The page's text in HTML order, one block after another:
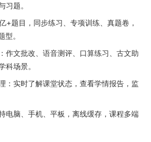
习题。
+题目，同步练习、专项训练、真题卷，
型。
作文批改、语音测评、口算练习、古文助
科场景。
：实时了解课堂状态，查看学情报告，监
电脑、手机、平板，离线缓存，课程多端